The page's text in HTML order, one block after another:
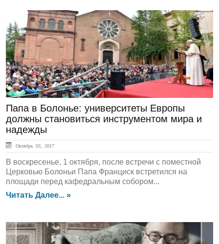
ГЛАВНАЯ
Папа в Болонье: университеты Европы
должны становиться инструментом мира и
надежды
Октябрь 03, 2017
В воскресенье, 1 октября, после встречи с поместной
Церковью Болоньи Папа Франциск встретился на
площади перед кафедральным собором...
Читать Далее... »
Культура